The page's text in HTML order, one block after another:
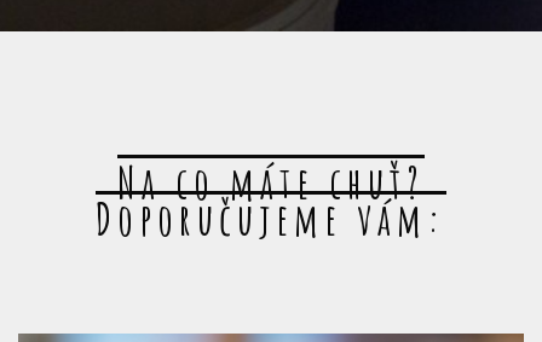
Na co máte chuť?
Doporučujeme vám: